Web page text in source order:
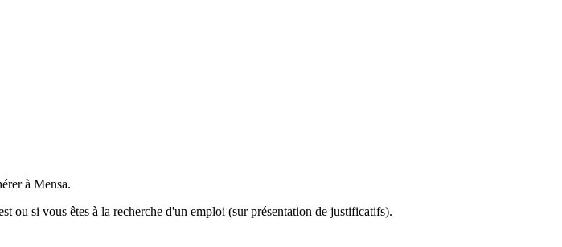
à Mensa.
ou si vous êtes à la recherche d'un emploi (sur présentation de justificatifs).